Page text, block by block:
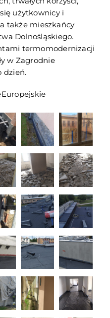
użytkownicy i
także mieszkańcy
Dolnośląskiego.
termomodernizacji
w Zagrodnie
dzień.